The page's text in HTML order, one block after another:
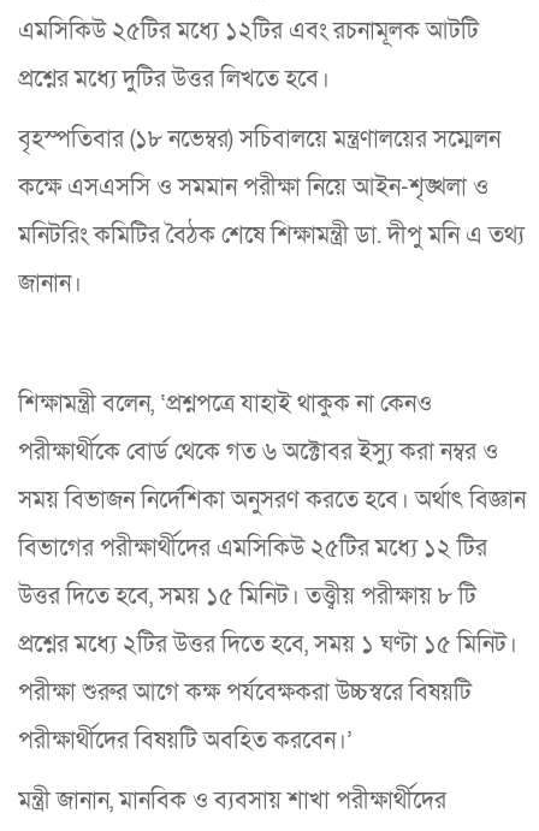
এমসিকিউ ২৫টির মধ্যে ১২টির এবং রচনামূলক আটটি
প্রশ্নের মধ্যে দুটির উত্তর লিখতে হবে।
বৃহস্পতিবার (১৮ নভেম্বর) সচিবালয়ে মন্ত্রণালয়ের সম্মেলন
কক্ষে এসএসসি ও সমমান পরীক্ষা নিয়ে আইন-শৃঙ্খলা ও
মনিটরিং কমিটির বৈঠক শেষে শিক্ষামন্ত্রী ডা. দীপু মনি এ তথ্য
জানান।
শিক্ষামন্ত্রী বলেন, ‘প্রশ্নপত্রে যাহাই থাকুক না কেনও
পরীক্ষার্থীকে বোর্ড থেকে গত ৬ অক্টোবর ইস্যু করা নম্বর ও
সময় বিভাজন নির্দেশিকা অনুসরণ করতে হবে। অর্থাৎ বিজ্ঞান
বিভাগের পরীক্ষার্থীদের এমসিকিউ ২৫টির মধ্যে ১২ টির
উত্তর দিতে হবে, সময় ১৫ মিনিট। তত্ত্বীয় পরীক্ষায় ৮ টি
প্রশ্নের মধ্যে ২টির উত্তর দিতে হবে, সময় ১ ঘণ্টা ১৫ মিনিট।
পরীক্ষা শুরুর আগে কক্ষ পর্যবেক্ষকরা উচ্চস্বরে বিষয়টি
পরীক্ষার্থীদের বিষয়টি অবহিত করবেন।’
মন্ত্রী জানান, মানবিক ও ব্যবসায় শাখা পরীক্ষার্থীদের